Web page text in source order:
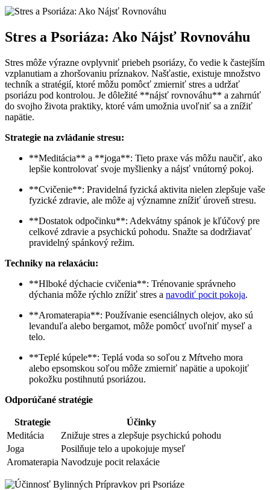
Stres a‍ Psoriáza: Ako Nájsť Rovnováhu
Stres môže ⁣výrazne ‌ovplyvniť priebeh psoriázy, čo vedie k častejším
vzplanutiam a zhoršovaniu príznakov. Našťastie, existuje množstvo
techník a stratégií, ktoré môžu pomôcť zmierniť stres a udržať
psoriázu pod kontrolou. Je dôležité **nájsť ⁤rovnováhu** a zahrnúť
do svojho života praktiky, ktoré vám umožnia uvoľniť sa a znížiť
napätie.
Strategie na zvládanie stresu:
**Meditácia** a⁢ **joga**: Tieto praxe vás môžu naučiť, ako
⁣lepšie kontrolovať svoje myšlienky a nájsť vnútorný pokoj.
**Cvičenie**: Pravidelná fyzická aktivita nielen zlepšuje vaše
fyzické zdravie, ale môže aj významne znížiť⁢ úroveň stresu.
**Dostatok odpočinku**: ⁤Adekvátny spánok ​je kľúčový pre
celkové zdravie ‌a psychickú pohodu. ⁣Snažte sa dodržiavať
‌pravidelný spánkový režim.
Techniky ‌na⁢ relaxáciu:
**Hlboké dýchacie cvičenia**: Trénovanie správneho
dýchania môže rýchlo ⁣znížiť stres a‍ navodiť pocit pokoja.
**Aromaterapia**: Používanie esenciálnych olejov, ⁢ako sú
levanduľa alebo bergamot, môže pomôcť uvoľniť myseľ a
‍telo.
**Teplé kúpele**: Teplá voda so soľou z Mŕtveho mora
alebo epsomskou soľou môže zmierniť napätie a upokojiť
pokožku‍ postihnutú psoriázou.
Odporúčané stratégie
Strategie
Účinky
Meditácia
Znižuje stres a zlepšuje psychickú pohodu
Joga
Posilňuje telo a upokojuje myseľ
Aromaterapia Navodzuje ‌pocit relaxácie